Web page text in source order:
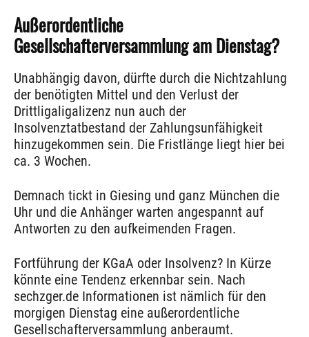
Außerordentliche
Gesellschafterversammlung am Dienstag?
Unabhängig davon, dürfte durch die Nichtzahlung
der benötigten Mittel und den Verlust der
Drittligaligalizenz nun auch der
Insolvenztatbestand der Zahlungsunfähigkeit
hinzugekommen sein. Die Fristlänge liegt hier bei
ca. 3 Wochen.
Demnach tickt in Giesing und ganz München die
Uhr und die Anhänger warten angespannt auf
Antworten zu den aufkeimenden Fragen.
Fortführung der KGaA oder Insolvenz? In Kürze
könnte eine Tendenz erkennbar sein. Nach
sechzger.de Informationen ist nämlich für den
morgigen Dienstag eine außerordentliche
Gesellschafterversammlung anberaumt.